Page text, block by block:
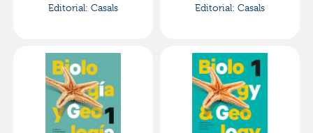
Editorial: Casals
Editorial: Casals